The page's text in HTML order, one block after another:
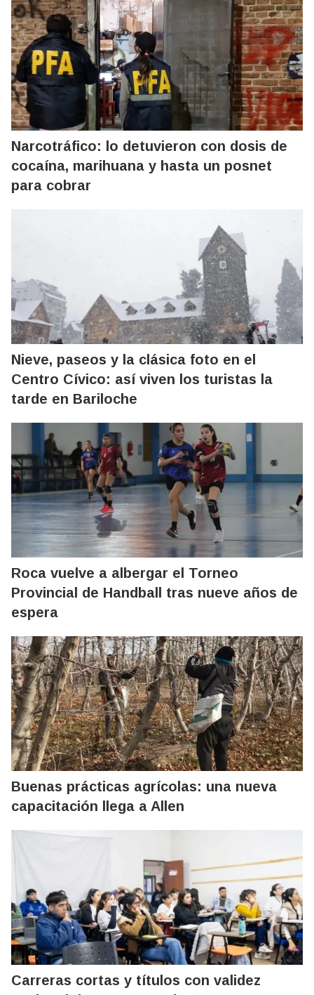
Narcotráfico: lo detuvieron con dosis de
cocaína, marihuana y hasta un posnet
para cobrar
Nieve, paseos y la clásica foto en el
Centro Cívico: así viven los turistas la
tarde en Bariloche
Roca vuelve a albergar el Torneo
Provincial de Handball tras nueve años de
espera
Buenas prácticas agrícolas: una nueva
capacitación llega a Allen
Carreras cortas y títulos con validez